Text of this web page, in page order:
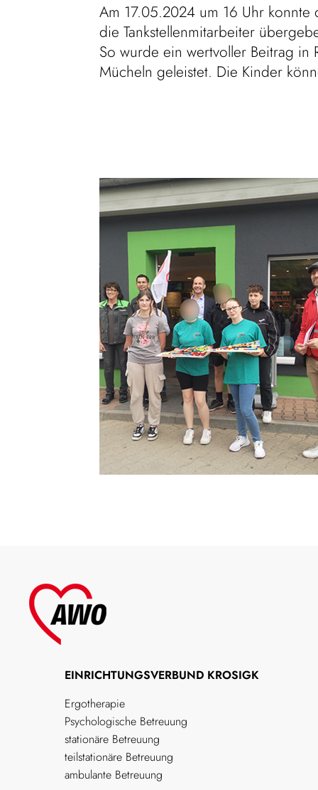
Am 17.05.2024 um 16 Uhr
die Tankstellenmitarbeiter
So wurde ein wertvoller Beitrag in
Mücheln geleistet. Die Kinder
EINRICHTUNGSVERBUND KROSIGK
Ergotherapie
Psychologische Betreuung
stationäre Betreuung
teilstationäre Betreuung
ambulante Betreuung